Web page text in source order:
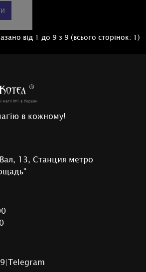
від 1 до 9 з 9 (всього сторінок: 1)
в кожному!
13, Станция метро
|Telegram